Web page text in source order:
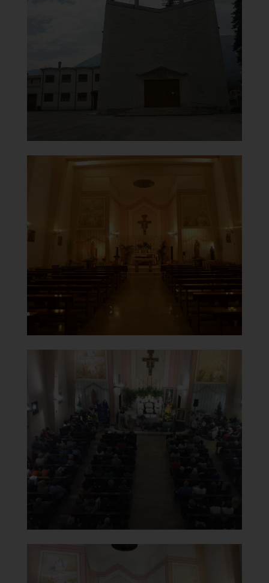
Carmine
Chiesa Santa Maria del
Interno
[
Clicca per ingrandire
Chiesa Santa Maria del
Carmine
Celebrazione
[
Clicca per ingrandire